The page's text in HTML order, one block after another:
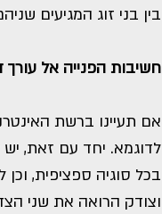
בין בני זוג המגיעים
חשיבות הפנייה אל עורך
אם תעיינו ברשת
לדוגמא. יחד עם זאת, יש
בכל סוגיה ספציפית,
וצודק הרואה את שני